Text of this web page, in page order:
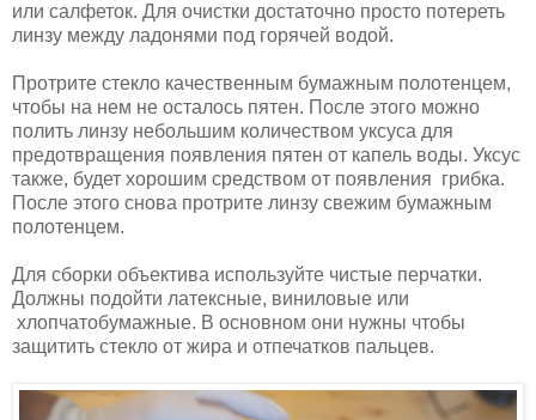
или салфеток. Для очистки достаточно просто потереть
линзу между ладонями под горячей водой.
Протрите стекло качественным бумажным полотенцем,
чтобы на нем не осталось пятен. После этого можно
полить линзу небольшим количеством уксуса для
предотвращения появления пятен от капель воды. Уксус
также, будет хорошим средством от появления грибка.
После этого снова протрите линзу свежим бумажным
полотенцем.
Для сборки объектива используйте чистые перчатки.
Должны подойти латексные, виниловые или
хлопчатобумажные. В основном они нужны чтобы
защитить стекло от жира и отпечатков пальцев.